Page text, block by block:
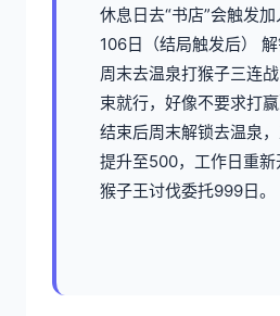
休息日去“书店”会触发
106日（结局触发后） 解
周末去温泉打猴子三连
束就行，好像不要求打
结束后周末解锁去温泉
提升至500，工作日重新
猴子王讨伐委托999日。